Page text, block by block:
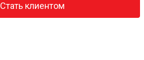
Стать клиентом